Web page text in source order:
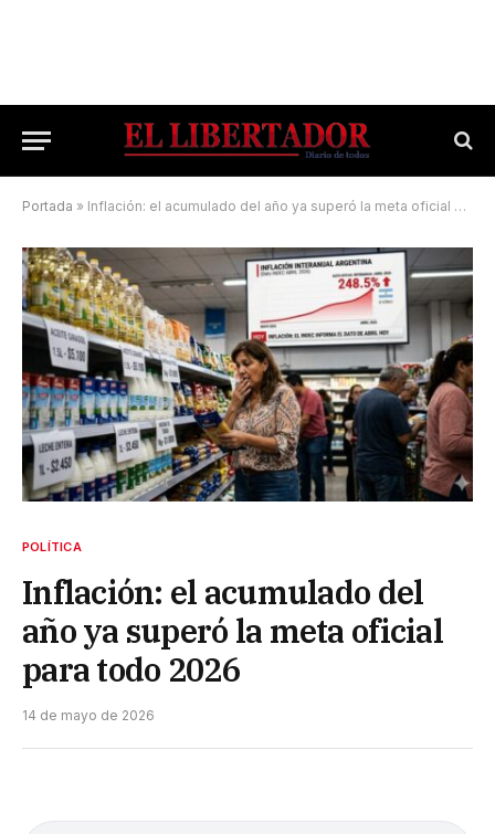
Portada » Inflación: el acumulado del año ya superó la meta oficial para todo 2026
POLÍTICA
Inflación: el acumulado del
año ya superó la meta oficial
para todo 2026
14 de mayo de 2026